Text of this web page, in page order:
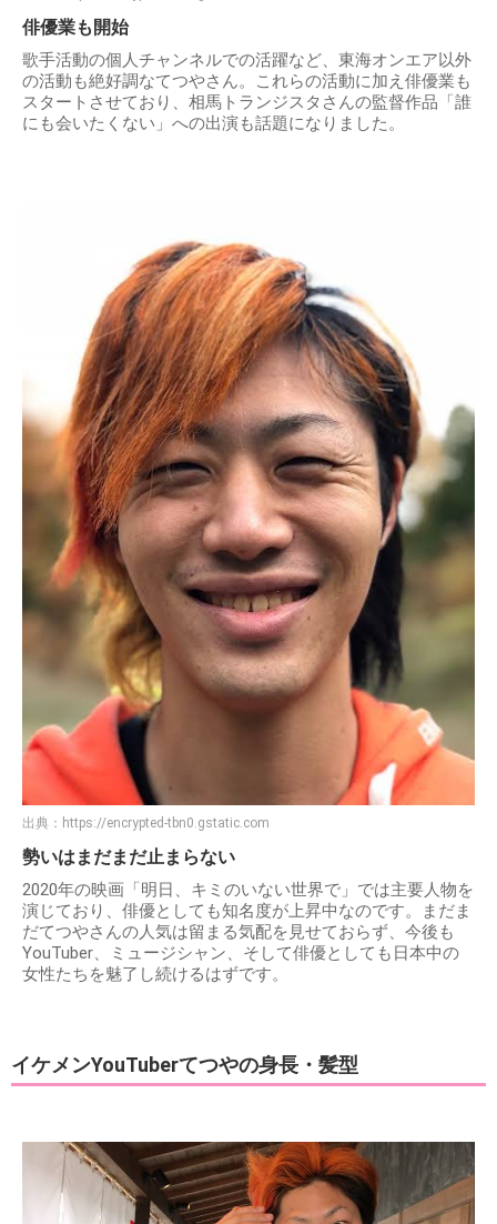
俳優業も開始
歌手活動の個人チャンネルでの活躍など、東海オンエア以外
の活動も絶好調なてつやさん。これらの活動に加え俳優業も
スタートさせており、相馬トランジスタさんの監督作品「誰
にも会いたくない」への出演も話題になりました。
出典： https://encrypted-tbn0.gstatic.com
勢いはまだまだ止まらない
2020年の映画「明日、キミのいない世界で」では主要人物を
演じており、俳優としても知名度が上昇中なのです。まだま
だてつやさんの人気は留まる気配を見せておらず、今後も
YouTuber、ミュージシャン、そして俳優としても日本中の
女性たちを魅了し続けるはずです。
イケメンYouTuberてつやの身長・髪型